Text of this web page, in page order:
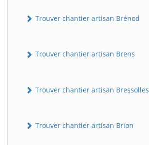
Trouver chantier artisan Brénod
Trouver chantier artisan Brens
Trouver chantier artisan Bressolles
Trouver chantier artisan Brion